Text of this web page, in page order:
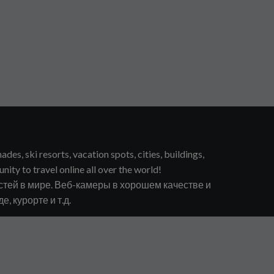
ski resorts, vacation spots, cities, buildings,
to travel online all over the world!
в мире. Веб-камеры в хорошем качестве и
курорте и т.д.